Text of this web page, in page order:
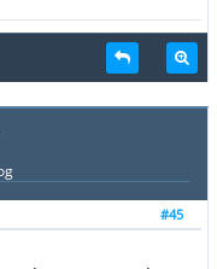
#45